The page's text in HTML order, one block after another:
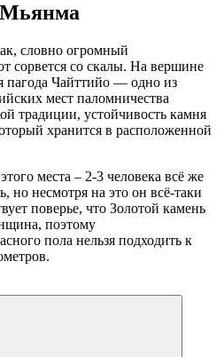
Мьянма
словно огромный
сорвется со скалы. На вершине
пагода Чайттийо — одно из
мест паломничества
традиции, устойчивость камня
хранится в расположенной
места – 2-3 человека всё же
но несмотря на это он всё-таки
поверье, что Золотой камень
поэтому
пола нельзя подходить к